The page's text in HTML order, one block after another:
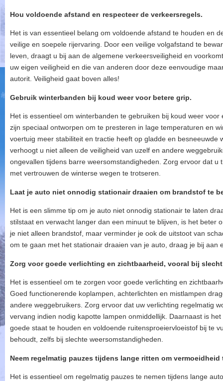
Hou voldoende afstand en respecteer de verkeersregels.
Het is van essentieel belang om voldoende afstand te houden en
veilige en soepele rijervaring. Door een veilige volgafstand te
leven, draagt u bij aan de algemene verkeersveiligheid en
uw eigen veiligheid en die van anderen door deze eenvoudige
autorit. Veiligheid gaat boven alles!
Gebruik winterbanden bij koud weer voor betere grip.
Het is essentieel om winterbanden te gebruiken bij koud weer
zijn speciaal ontworpen om te presteren in lage temperaturen en
voertuig meer stabiliteit en tractie heeft op gladde en besneeuwde
verhoogt u niet alleen de veiligheid van uzelf en andere
ongevallen tijdens barre weersomstandigheden. Zorg ervoor dat u
met vertrouwen de winterse wegen te trotseren.
Laat je auto niet onnodig stationair draaien om brandstof te
Het is een slimme tip om je auto niet onnodig stationair te laten
stilstaat en verwacht langer dan een minuut te blijven, is het beter
je niet alleen brandstof, maar verminder je ook de uitstoot van
om te gaan met het stationair draaien van je auto, draag je bij aan
Zorg voor goede verlichting en zichtbaarheid, vooral bij slecht
Het is essentieel om te zorgen voor goede verlichting en
Goed functionerende koplampen, achterlichten en mistlampen
andere weggebruikers. Zorg ervoor dat uw verlichting regelmatig
vervang indien nodig kapotte lampen onmiddellijk. Daarnaast is
goede staat te houden en voldoende ruitensproeiervloeistof bij te
behoudt, zelfs bij slechte weersomstandigheden.
Neem regelmatig pauzes tijdens lange ritten om vermoeidheid
Het is essentieel om regelmatig pauzes te nemen tijdens lange